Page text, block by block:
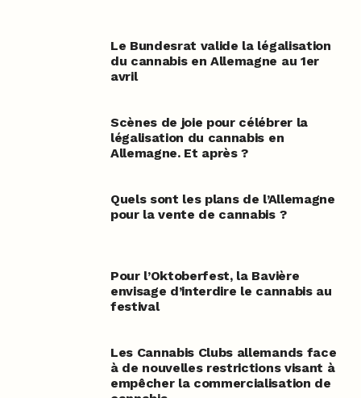
Le Bundesrat valide la légalisation
du cannabis en Allemagne au 1er
avril
Scènes de joie pour célébrer la
légalisation du cannabis en
Allemagne. Et après ?
Quels sont les plans de l’Allemagne
pour la vente de cannabis ?
Pour l’Oktoberfest, la Bavière
envisage d’interdire le cannabis au
festival
Les Cannabis Clubs allemands face
à de nouvelles restrictions visant à
empêcher la commercialisation de